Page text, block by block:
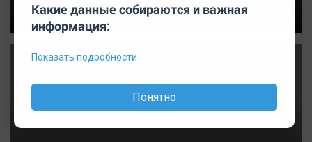
Юлаев»
Какие данные собираются и важная
информация:
Показать подробности
Понятно